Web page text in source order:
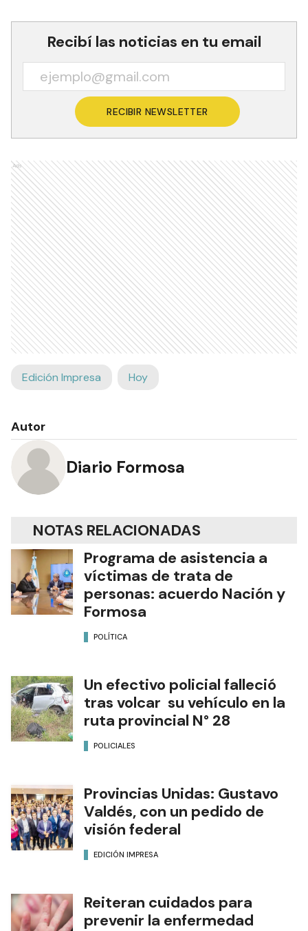
Recibí las noticias en tu email
RECIBIR NEWSLETTER
Ads
Edición Impresa Hoy
Autor
Diario Formosa
NOTAS RELACIONADAS
Programa de asistencia a
víctimas de trata de
personas: acuerdo Nación y
Formosa
POLÍTICA
Un efectivo policial falleció
tras volcar su vehículo en la
ruta provincial N° 28
POLICIALES
Provincias Unidas: Gustavo
Valdés, con un pedido de
visión federal
EDICIÓN IMPRESA
Reiteran cuidados para
prevenir la enfermedad